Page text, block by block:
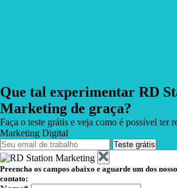
Que tal experimentar RD
Marketing de graça?
Faça o teste grátis e veja como é possível ter
Marketing Digital
Teste grátis
Preencha os campos abaixo e aguarde um dos
contato: